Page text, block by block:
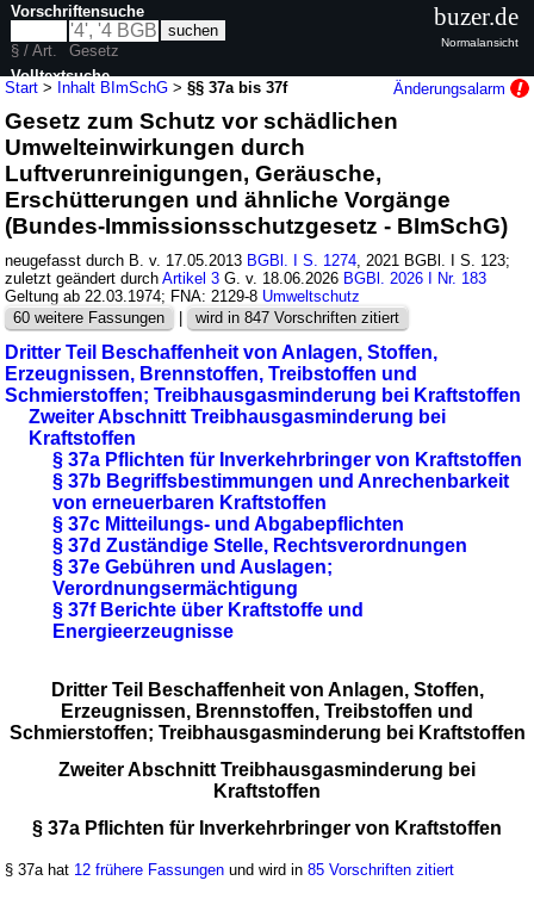
Start > Inhalt BImSchG >§§ 37a bis 37f Änderungsalarm
Gesetz zum Schutz vor schädlichen
Umwelteinwirkungen durch
Luftverunreinigungen, Geräusche,
Erschütterungen und ähnliche Vorgänge
(Bundes-Immissionsschutzgesetz - BImSchG)
neugefasst durch B. v. 17.05.2013 BGBl. I S. 1274 , 2021 BGBl. I S. 123;
zuletzt geändert durchArtikel 3 G. v. 18.06.2026 BGBl. 2026 I Nr. 183
Geltung ab 22.03.1974; FNA: 2129-8 Umweltschutz
60 weitere Fassungen
| wird in 847 Vorschriften zitiert
Dritter Teil Beschaffenheit von Anlagen, Stoffen,
Erzeugnissen, Brennstoffen, Treibstoffen und
Schmierstoffen; Treibhausgasminderung bei Kraftstoffen
Zweiter Abschnitt Treibhausgasminderung bei
Kraftstoffen
§ 37a Pflichten für Inverkehrbringer von Kraftstoffen
§ 37b Begriffsbestimmungen und Anrechenbarkeit
von erneuerbaren Kraftstoffen
§ 37c Mitteilungs- und Abgabepflichten
§ 37d Zuständige Stelle, Rechtsverordnungen
§ 37e Gebühren und Auslagen;
Verordnungsermächtigung
§ 37f Berichte über Kraftstoffe und
Energieerzeugnisse
Dritter Teil Beschaffenheit von Anlagen, Stoffen,
Erzeugnissen, Brennstoffen, Treibstoffen und
Schmierstoffen; Treibhausgasminderung bei Kraftstoffen
Zweiter Abschnitt Treibhausgasminderung bei
Kraftstoffen
§ 37a Pflichten für Inverkehrbringer von Kraftstoffen
§ 37a hat 12 frühere Fassungen und wird in85 Vorschriften zitiert
Vorschriftensuche
§ / Art.
Gesetz
Volltextsuche
nur in BImSchG
buzer.de
Normalansicht